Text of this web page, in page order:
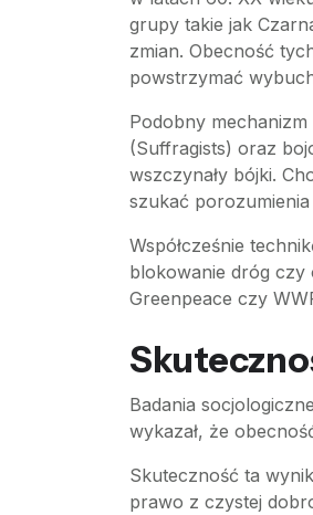
grupy takie jak
zmian. Obecność
powstrzymać
Podobny
(Suffragists) oraz
wszczynały bójki.
szukać
Współcześnie
blokowanie dróg czy
Greenpeace czy
Badania
wykazał, że
Skuteczność ta
prawo z czystej